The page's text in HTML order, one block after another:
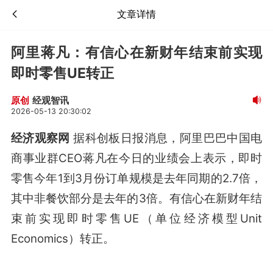
文章详情
阿里蒋凡：有信心在新财年结束前实现
即时零售UE转正
原创 经观智讯
2026-05-13 20:30:02
经济观察网 据科创板日报消息，阿里巴巴中国电
商事业群CEO蒋凡在今日的业绩会上表示，即时
零售今年1到3月份订单规模是去年同期的2.7倍，
其中非餐饮部分是去年的3倍。有信心在新财年结
束前实现即时零售UE（单位经济模型Unit
Economics）转正。